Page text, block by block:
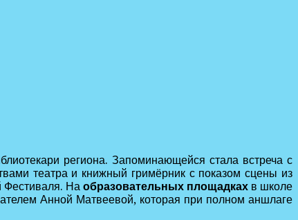
региона. Запоминающейся стала встреча с
театра и книжный гримёрник с показом сцены из
Фестиваля. На образовательных площадкахв школе
Анной Матвеевой, которая при полном аншлаге